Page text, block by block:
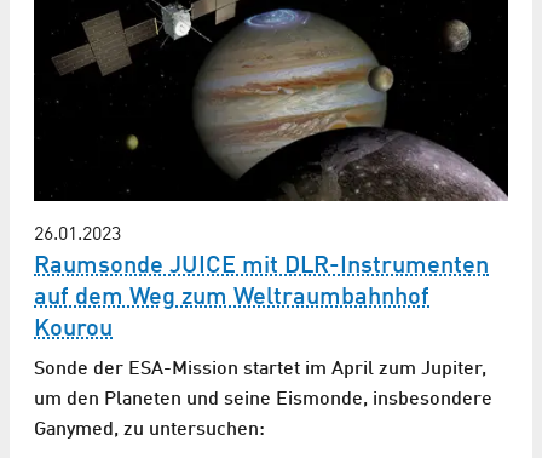
26.01.2023
Raumsonde JUICE mit DLR-Instrumenten
auf dem Weg zum Weltraumbahnhof
Kourou
Sonde der ESA-Mission startet im April zum Jupiter,
um den Planeten und seine Eismonde, insbesondere
Ganymed, zu untersuchen: